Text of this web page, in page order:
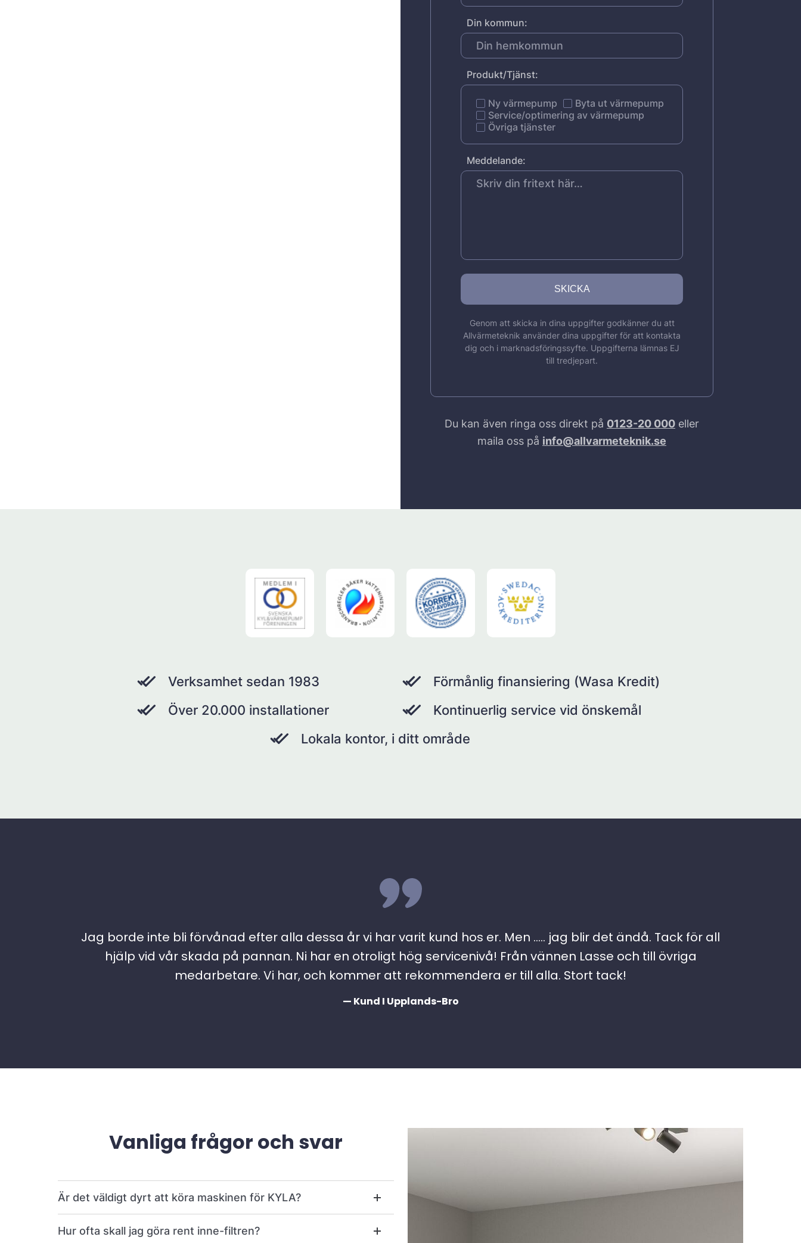
Din kommun:
Produkt/Tjänst:
Ny värmepump
Byta ut värmepump
Service/optimering av värmepump
Övriga tjänster
Meddelande:
Genom att skicka in dina uppgifter godkänner du att
Allvärmeteknik använder dina uppgifter för att kontakta
dig och i marknadsföringssyfte. Uppgifterna lämnas EJ
till tredjepart.
Du kan även ringa oss direkt på 0123-20 000 eller
maila oss på info@allvarmeteknik.se
Verksamhet sedan 1983
Förmånlig finansiering (Wasa Kredit)
Över 20.000 installationer
Kontinuerlig service vid önskemål
Lokala kontor, i ditt område
Jag borde inte bli förvånad efter alla dessa år vi har varit kund hos er. Men ….. jag blir det ändå. Tack för all
hjälp vid vår skada på pannan. Ni har en otroligt hög servicenivå! Från vännen Lasse och till övriga
medarbetare. Vi har, och kommer att rekommendera er till alla. Stort tack!
— Kund I Upplands-Bro
Vanliga frågor och svar
Är det väldigt dyrt att köra maskinen för KYLA?
Hur ofta skall jag göra rent inne-filtren?